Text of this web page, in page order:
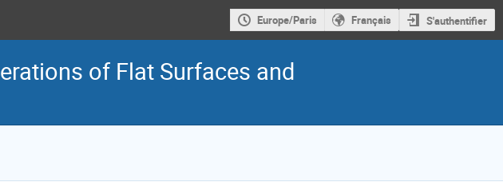
Europe/Paris Français S'authentifier
of Flat Surfaces and